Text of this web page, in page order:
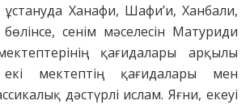
Ханафи, Шафи’и, Ханбали,
сенім мәселесін Матуриди
қағидалары арқылы
мектептің қағидалары мен
дәстүрлі ислам. Яғни, екеуі